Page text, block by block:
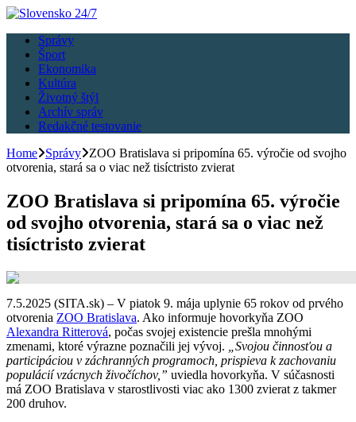
Správy
Šport
Ekonomika
Kultúra
Životný štýl
Archív správ
Redakčné testovanie
Home
Správy
ZOO Bratislava si pripomína 65. výročie od svojho
otvorenia, stará sa o viac než tisíctristo zvierat
ZOO Bratislava si pripomína 65. výročie
od svojho otvorenia, stará sa o viac než
tisíctristo zvierat
7.5.2025 (SITA.sk) – V piatok 9. mája uplynie 65 rokov od prvého
otvorenia ZOO Bratislava. Ako informuje hovorkyňa ZOO
Alexandra Ritterová, počas svojej existencie prešla mnohými
zmenami, ktoré výrazne poznačili jej vývoj.
„Svojou činnosťou a
participáciou v záchranných programoch, prispieva k zachovaniu
populácií vzácnych živočíchov,” uviedla hovorkyňa. V súčasnosti
má ZOO Bratislava v starostlivosti viac ako 1300 zvierat z takmer
200 druhov.